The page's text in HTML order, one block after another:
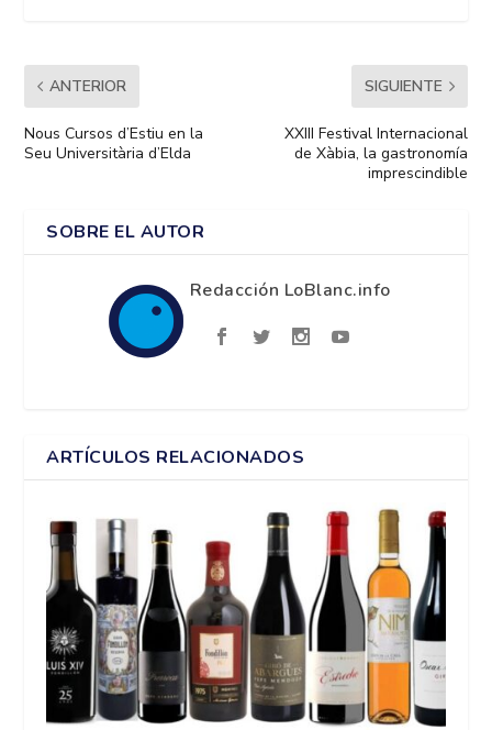
ANTERIOR
Nous Cursos d’Estiu en la
Seu Universitària d’Elda
SIGUIENTE
XXIII Festival Internacional
de Xàbia, la gastronomía
imprescindible
SOBRE EL AUTOR
Redacción LoBlanc.info
ARTÍCULOS RELACIONADOS